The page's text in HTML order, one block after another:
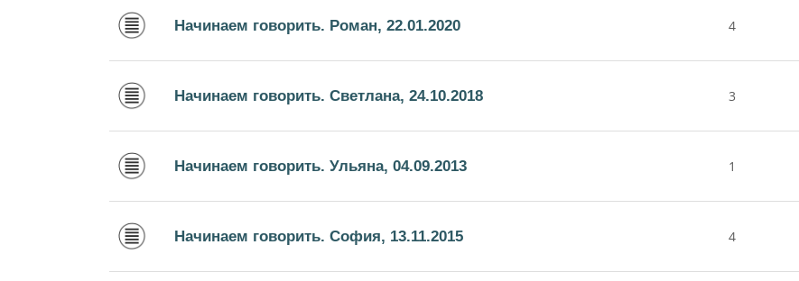
Начинаем говорить. Роман, 22.01.2020 4
Начинаем говорить. Светлана, 24.10.2018 3
Начинаем говорить. Ульяна, 04.09.2013 1
Начинаем говорить. София, 13.11.2015 4